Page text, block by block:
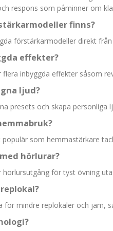
respons som påminner om
finns?
förstärkarmodeller direkt
effekter?
flera inbyggda effekter såsom
ljud?
presets och skapa
populär som hemmastärkare
hörlurar?
hörlursutgång för tyst övning
för mindre replokaler och jam,